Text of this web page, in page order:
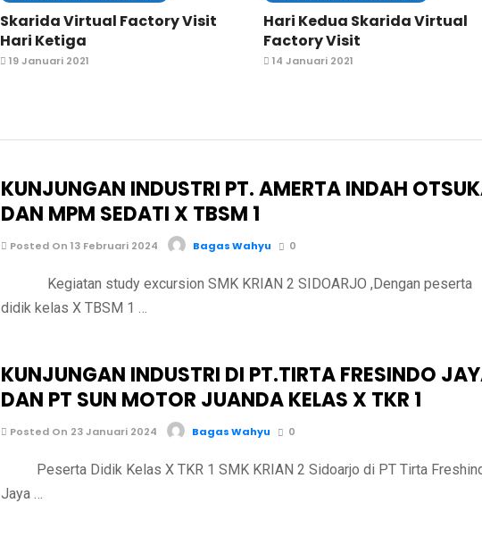
Skarida Virtual Factory Visit
Hari Ketiga
19 Januari 2021
Hari Kedua Skarida Virtual
Factory Visit
14 Januari 2021
KUNJUNGAN INDUSTRI PT. AMERTA INDAH
DAN MPM SEDATI X TBSM 1
Posted On 13 Februari 2024 Bagas Wahyu 0
Kegiatan study excursion SMK KRIAN 2 SIDOARJO ,Dengan peserta
didik kelas X TBSM 1 …
KUNJUNGAN INDUSTRI DI PT.TIRTA FRESINDO
DAN PT SUN MOTOR JUANDA KELAS X TKR 1
Posted On 23 Januari 2024 Bagas Wahyu 0
Peserta Didik Kelas X TKR 1 SMK KRIAN 2 Sidoarjo di PT Tirta
Jaya …